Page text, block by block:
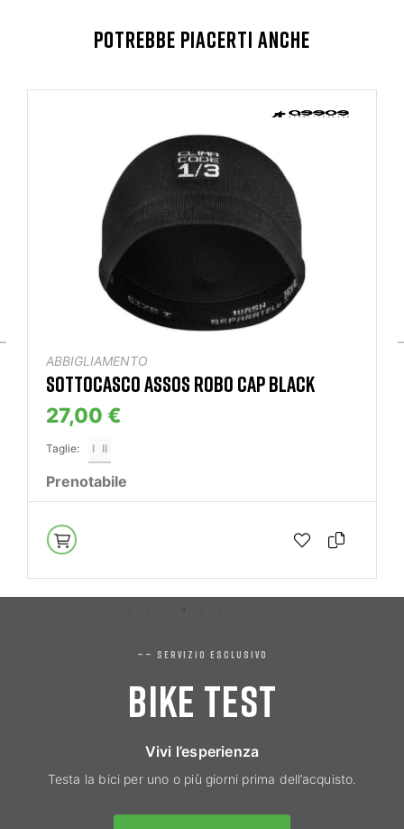
POTREBBE PIACERTI ANCHE
ABBIGLIAMENTO
SOTTOCASCO ASSOS ROBO CAP BLACK
27,00 €
Taglie: I II
Prenotabile
—— SERVIZIO ESCLUSIVO
BIKE TEST
Vivi l’esperienza
Testa la bici per uno o più giorni prima dell’acquisto.